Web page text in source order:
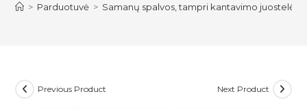
> Parduotuvė > Samanų spalvos, tampri kantavimo juostelė,
Previous Product Next Product